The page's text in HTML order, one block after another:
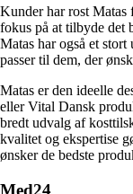
Kunder har rost Matas
fokus på at tilbyde det
Matas har også et
passer til dem, der
Matas er den ideelle
eller Vital Dansk
bredt udvalg af
kvalitet og ekspertise
ønsker de bedste
Med24